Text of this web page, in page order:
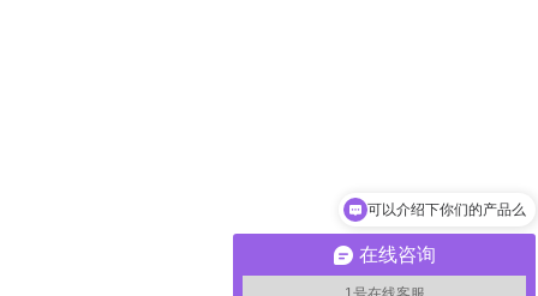
在线咨询
可以介绍下你们的产品么